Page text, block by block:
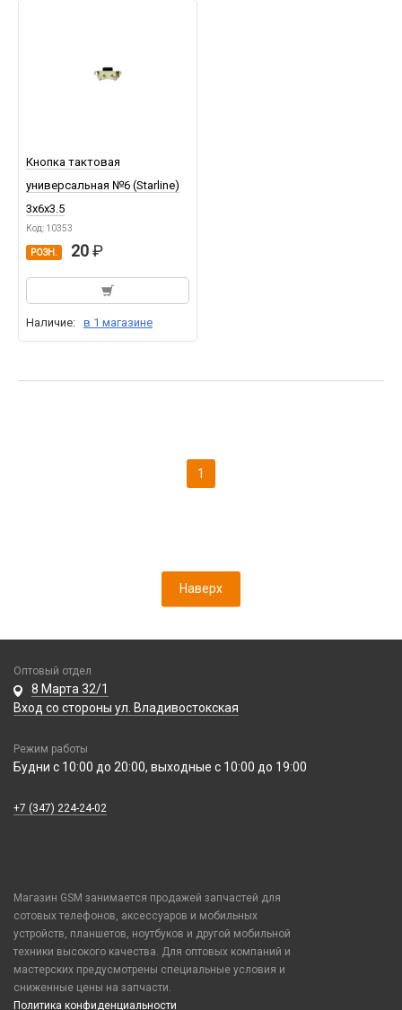
Кнопка тактовая
универсальная №6 (Starline)
3x6x3.5
Код: 10353
РОЗН. 20
Наличие: в 1 магазине
1
Наверх
Оптовый отдел
8 Марта 32/1
Вход со стороны ул. Владивостокская
Режим работы
Будни с 10:00 до 20:00, выходные с 10:00 до 19:00
+7 (347) 224-24-02
Магазин GSM занимается продажей запчастей для
сотовых телефонов, аксессуаров и мобильных
устройств, планшетов, ноутбуков и другой мобильной
техники высокого качества. Для оптовых компаний и
мастерских предусмотрены специальные условия и
сниженные цены на запчасти.
Политика конфиденциальности